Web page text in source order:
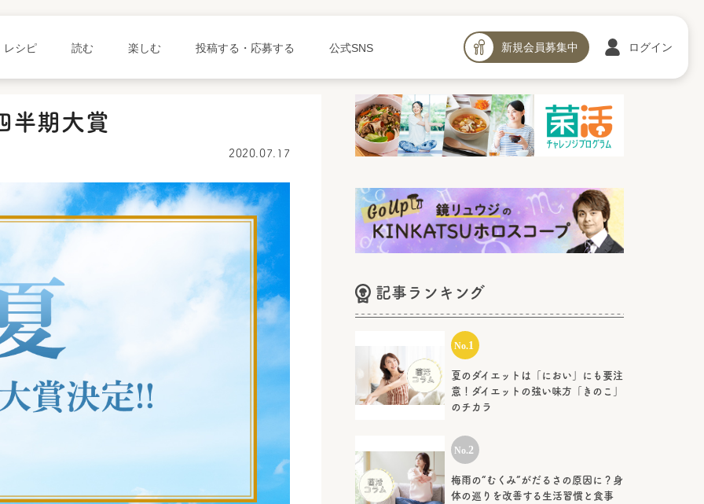
レシピ 読む 楽しむ 投稿する・応募する 公式SNS 新規会員募集中 ログイン
半期大賞
2020.07.17
記事ランキング
夏のダイエットは「におい」にも要注
意！ダイエットの強い味方「きのこ」
のチカラ
梅雨の“むくみ”がだるさの原因に？身
体の巡りを改善する生活習慣と食事